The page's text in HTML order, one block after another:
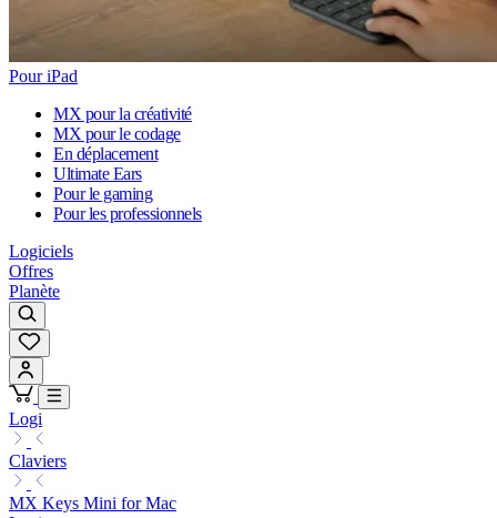
Pour iPad
MX pour la créativité
MX pour le codage
En déplacement
Ultimate Ears
Pour le gaming
Pour les professionnels
Logiciels
Offres
Planète
Logi
Claviers
MX Keys Mini for Mac